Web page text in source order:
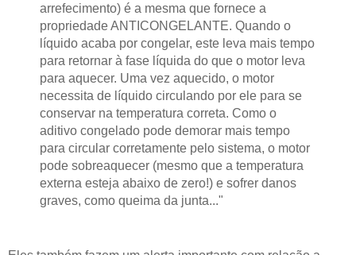
arrefecimento) é a mesma que fornece a
propriedade ANTICONGELANTE. Quando o
líquido acaba por congelar, este leva mais tempo
para retornar à fase líquida do que o motor leva
para aquecer. Uma vez aquecido, o motor
necessita de líquido circulando por ele para se
conservar na temperatura correta. Como o
aditivo congelado pode demorar mais tempo
para circular corretamente pelo sistema, o motor
pode sobreaquecer (mesmo que a temperatura
externa esteja abaixo de zero!) e sofrer danos
graves, como queima da junta..."